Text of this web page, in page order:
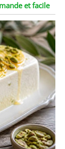
et facile